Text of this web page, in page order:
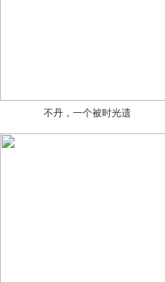
不丹，一个被时光遗